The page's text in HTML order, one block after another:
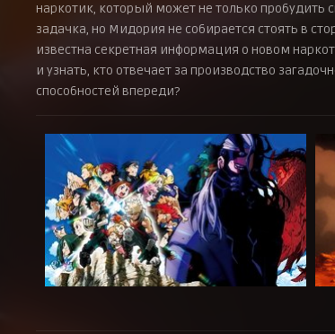
наркотик, который может не только пробудить
задачка, но Мидория не собирается стоять в
известна секретная информация о новом
и узнать, кто отвечает за производство
способностей впереди?